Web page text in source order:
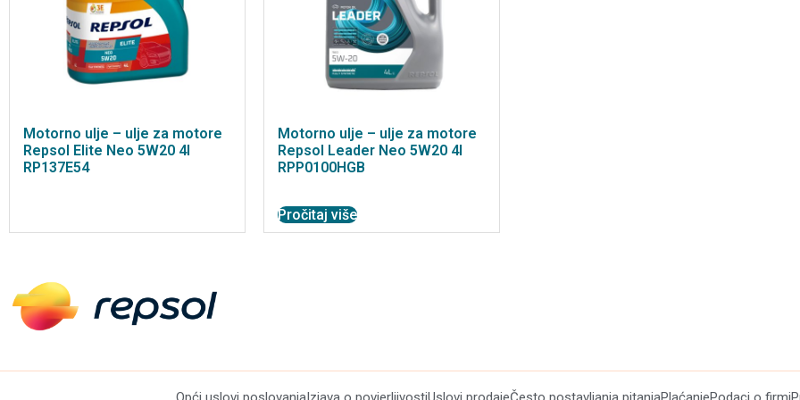
Motorno ulje – ulje za motore
Repsol Elite Neo 5W20 4l
RP137E54
Motorno ulje – ulje za motore
Repsol Leader Neo 5W20 4l
RPP0100HGB
Pročitaj više